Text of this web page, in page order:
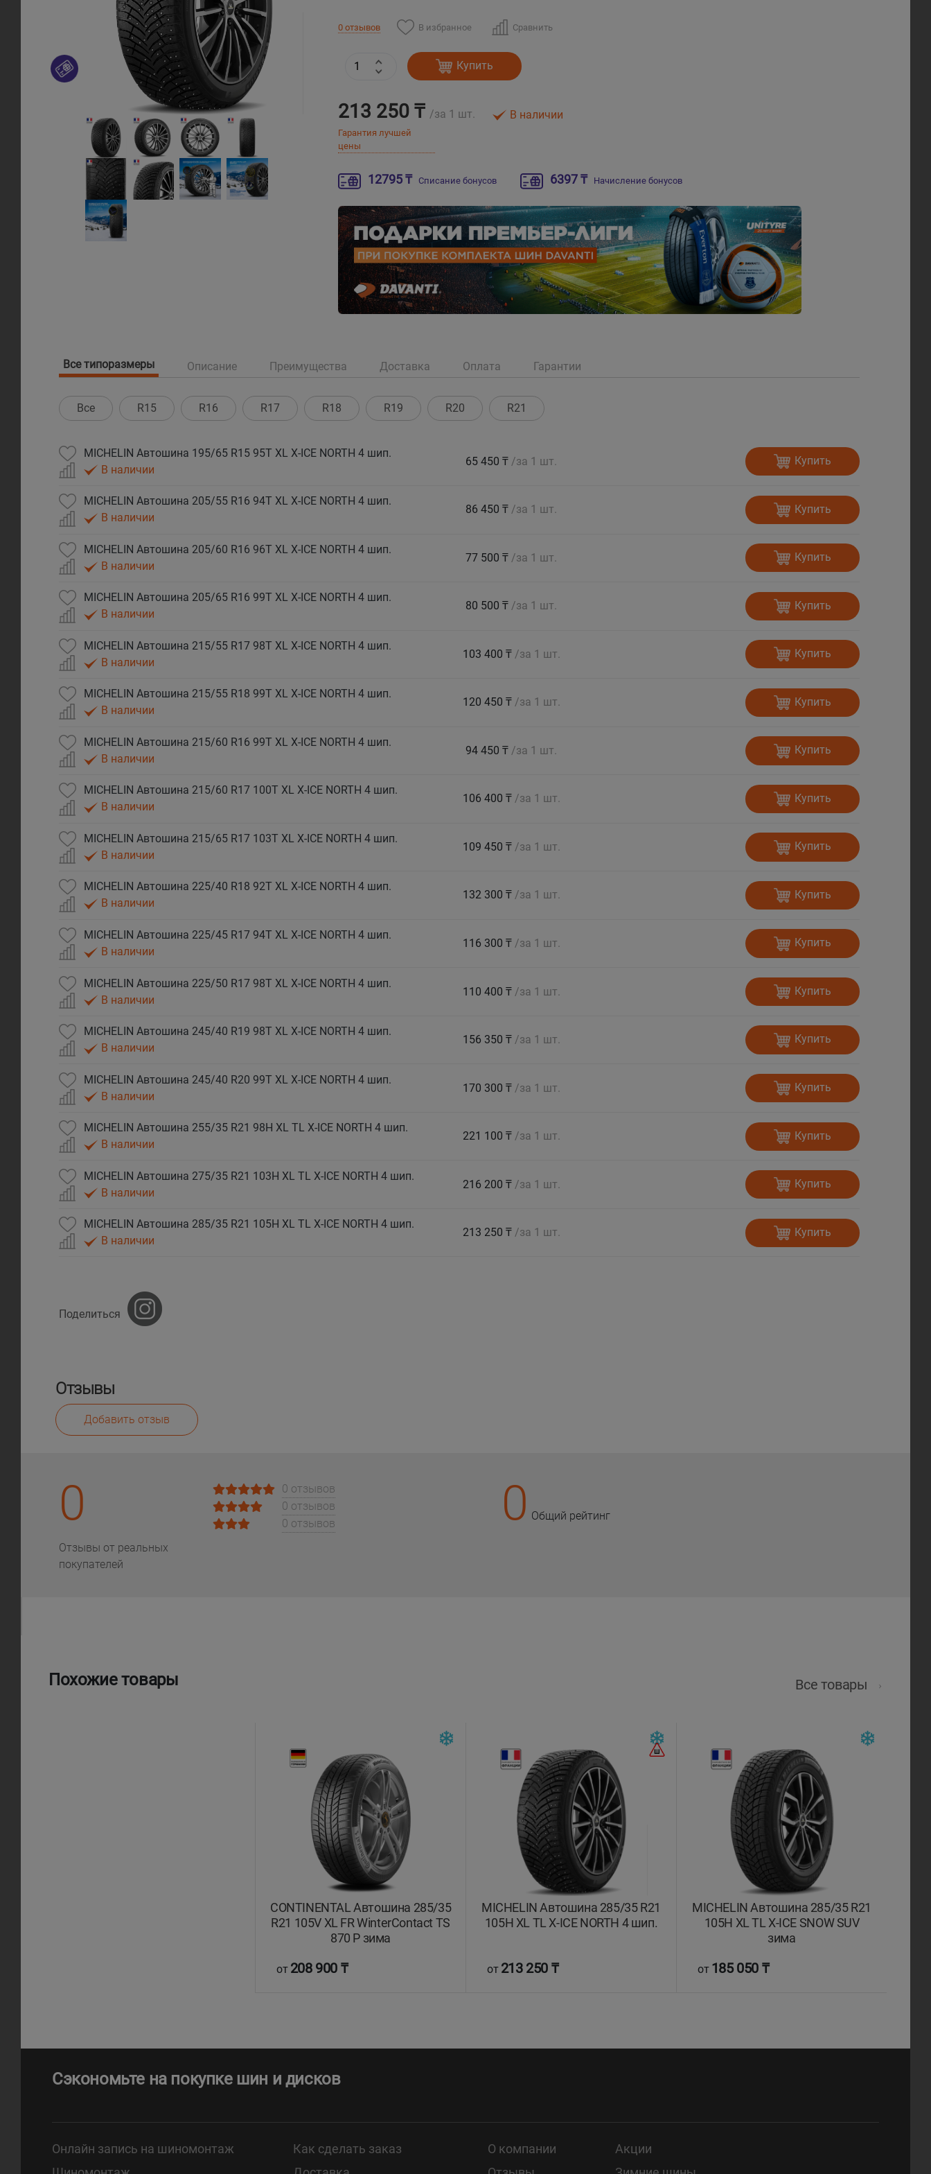
0 отзывов В избранное Сравнить
Купить
213 250 ₸ /за 1 шт.
Гарантия лучшей
цены
В наличии
12795 ₸ Списание бонусов 6397 ₸ Начисление бонусов
Все типоразмеры Описание Преимущества Доставка Оплата Гарантии
Все R15 R16 R17 R18 R19 R20 R21
MICHELIN Автошина 195/65 R15 95T XL X-ICE NORTH 4 шип.
В наличии
65 450 ₸ /за 1 шт. Купить
MICHELIN Автошина 205/55 R16 94T XL X-ICE NORTH 4 шип.
В наличии
86 450 ₸ /за 1 шт. Купить
MICHELIN Автошина 205/60 R16 96T XL X-ICE NORTH 4 шип.
В наличии
77 500 ₸ /за 1 шт. Купить
MICHELIN Автошина 205/65 R16 99T XL X-ICE NORTH 4 шип.
В наличии
80 500 ₸ /за 1 шт. Купить
MICHELIN Автошина 215/55 R17 98T XL X-ICE NORTH 4 шип.
В наличии
103 400 ₸ /за 1 шт. Купить
MICHELIN Автошина 215/55 R18 99T XL X-ICE NORTH 4 шип.
В наличии
120 450 ₸ /за 1 шт. Купить
MICHELIN Автошина 215/60 R16 99T XL X-ICE NORTH 4 шип.
В наличии
94 450 ₸ /за 1 шт. Купить
MICHELIN Автошина 215/60 R17 100T XL X-ICE NORTH 4 шип.
В наличии
106 400 ₸ /за 1 шт. Купить
MICHELIN Автошина 215/65 R17 103T XL X-ICE NORTH 4 шип.
В наличии
109 450 ₸ /за 1 шт. Купить
MICHELIN Автошина 225/40 R18 92T XL X-ICE NORTH 4 шип.
В наличии
132 300 ₸ /за 1 шт. Купить
MICHELIN Автошина 225/45 R17 94T XL X-ICE NORTH 4 шип.
В наличии
116 300 ₸ /за 1 шт. Купить
MICHELIN Автошина 225/50 R17 98T XL X-ICE NORTH 4 шип.
В наличии
110 400 ₸ /за 1 шт. Купить
MICHELIN Автошина 245/40 R19 98T XL X-ICE NORTH 4 шип.
В наличии
156 350 ₸ /за 1 шт. Купить
MICHELIN Автошина 245/40 R20 99T XL X-ICE NORTH 4 шип.
В наличии
170 300 ₸ /за 1 шт. Купить
MICHELIN Автошина 255/35 R21 98H XL TL X-ICE NORTH 4 шип.
В наличии
221 100 ₸ /за 1 шт. Купить
MICHELIN Автошина 275/35 R21 103H XL TL X-ICE NORTH 4 шип.
В наличии
216 200 ₸ /за 1 шт. Купить
MICHELIN Автошина 285/35 R21 105H XL TL X-ICE NORTH 4 шип.
В наличии
213 250 ₸ /за 1 шт. Купить
Поделиться
Отзывы
Добавить отзыв
0
Отзывы от реальных
покупателей
0 отзывов
0 отзывов
0 отзывов
0 Общий рейтинг
Похожие товары Все товары
CONTINENTAL Автошина 285/35
R21 105V XL FR WinterContact TS
870 P зима
от 208 900 ₸
MICHELIN Автошина 285/35 R21
105H XL TL X-ICE NORTH 4 шип.
от 213 250 ₸
MICHELIN Автошина 285/35 R21
105H XL TL X-ICE SNOW SUV
зима
от 185 050 ₸
Сэкономьте на покупке шин и дисков
Онлайн запись на шиномонтаж
Как сделать заказ
О компании
Акции